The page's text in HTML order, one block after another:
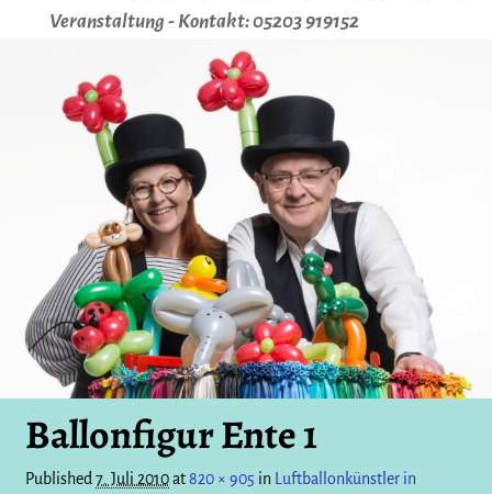
Veranstaltung - Kontakt: 05203 919152
Ballonfigur Ente 1
Published7. Juli 2010at820 × 905 in Luftballonkünstler in